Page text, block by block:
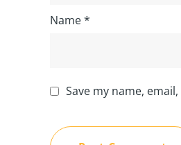
Name*
Save my name,